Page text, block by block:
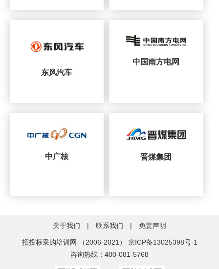
东风汽车
中国南方电网
中广核 晋煤集团
关于我们 | 联系我们 | 免责声明
招投标采购培训网 （2006-2021） 京ICP备13025398号-1
咨询热线：400-081-5768